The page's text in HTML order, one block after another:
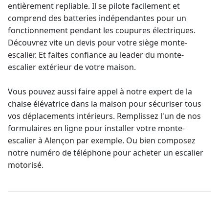
entièrement repliable. Il se pilote facilement et
comprend des batteries indépendantes pour un
fonctionnement pendant les coupures électriques.
Découvrez vite un devis pour votresiège monte-
escalier. Et faites confiance au leader du monte-
escalier extérieurde votre maison.
Vous pouvez aussi faire appel à notre expert de la
chaise élévatricedans la maison pour sécuriser tous
vos déplacements intérieurs. Remplissez l'un de nos
formulaires en ligne pour installer votre monte-
escalier à Alençon par exemple. Ou bien composez
notre numéro de téléphone pour acheter un escalier
motorisé.